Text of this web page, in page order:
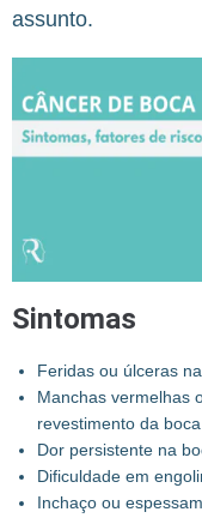
assunto.
Sintomas
Feridas ou úlceras
Manchas vermelhas
revestimento da boca
Dor persistente na
Dificuldade em
Inchaço ou